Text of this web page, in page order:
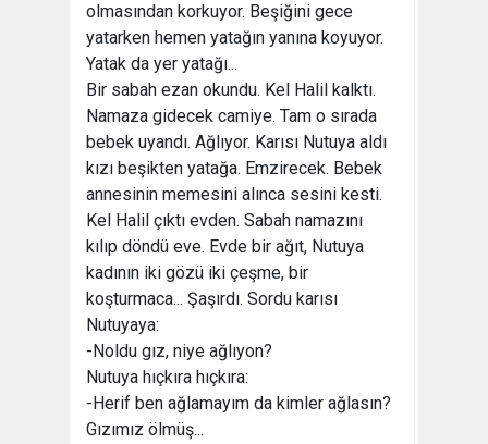
olmasından korkuyor. Beşiğini gece
yatarken hemen yatağın yanına koyuyor.
Yatak da yer yatağı...
Bir sabah ezan okundu. Kel Halil kalktı.
Namaza gidecek camiye. Tam o sırada
bebek uyandı. Ağlıyor. Karısı Nutuya aldı
kızı beşikten yatağa. Emzirecek. Bebek
annesinin memesini alınca sesini kesti.
Kel Halil çıktı evden. Sabah namazını
kılıp döndü eve. Evde bir ağıt, Nutuya
kadının iki gözü iki çeşme, bir
koşturmaca... Şaşırdı. Sordu karısı
Nutuyaya:
-Noldu gız, niye ağlıyon?
Nutuya hıçkıra hıçkıra:
-Herif ben ağlamayım da kimler ağlasın?
Gızımız ölmüş...